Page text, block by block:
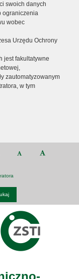
swoich danych
ograniczenia
wobec
Urzędu Ochrony
jest fakultatywne
zautomatyzowanym
w tym